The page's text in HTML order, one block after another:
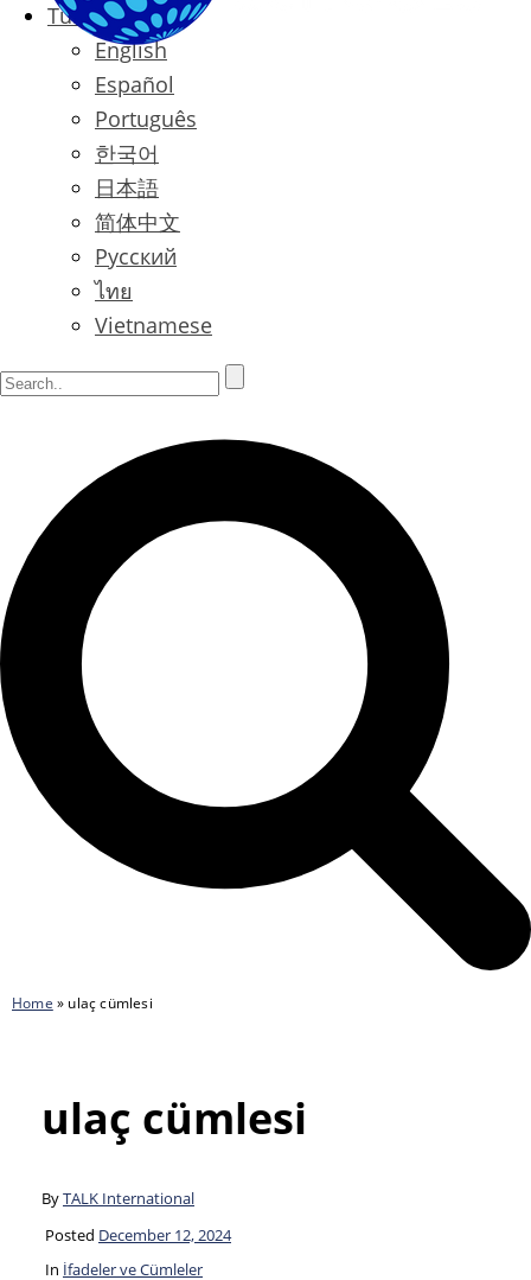
Türkçe
English
Español
Português
한국어
日本語
简体中文
Русский
ไทย
Vietnamese
Home » ulaç cümlesi
ulaç cümlesi
ByTALK International
Posted December 12, 2024
In İfadeler ve Cümleler